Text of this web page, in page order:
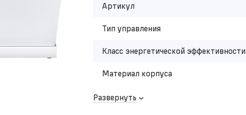
Артикул
Тип управления
Класс энергетической эффективности
Материал корпуса
Развернуть